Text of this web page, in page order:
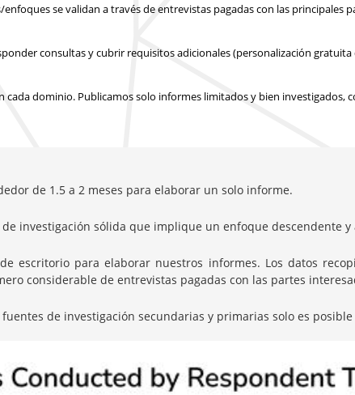
se validan a través de entrevistas pagadas con las principales
consultas y cubrir requisitos adicionales (personalización
dominio. Publicamos solo informes limitados y bien investigados,
de 1.5 a 2 meses para elaborar un solo informe.
investigación sólida que implique un enfoque descendente
escritorio para elaborar nuestros informes. Los datos
considerable de entrevistas pagadas con las partes
de investigación secundarias y primarias solo es